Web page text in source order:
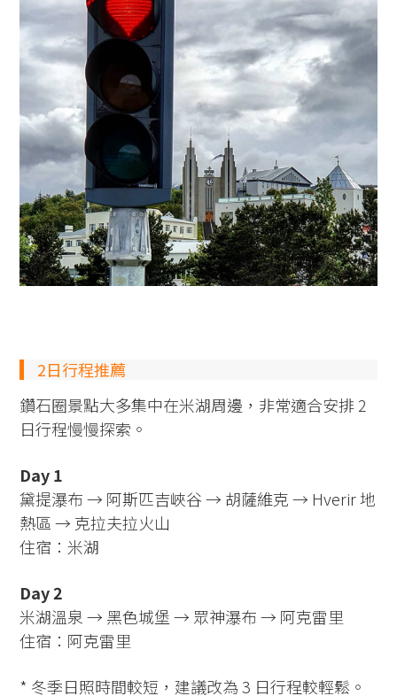
2日行程推薦
鑽石圈景點大多集中在米湖周邊，非常適合安排 2
日行程慢慢探索。
Day 1
黛提瀑布 → 阿斯匹吉峽谷 → 胡薩維克 → Hverir 地
熱區 → 克拉夫拉火山
住宿：米湖
Day 2
米湖溫泉 → 黑色城堡 → 眾神瀑布 → 阿克雷里
住宿：阿克雷里
* 冬季日照時間較短，建議改為 3 日行程較輕鬆。